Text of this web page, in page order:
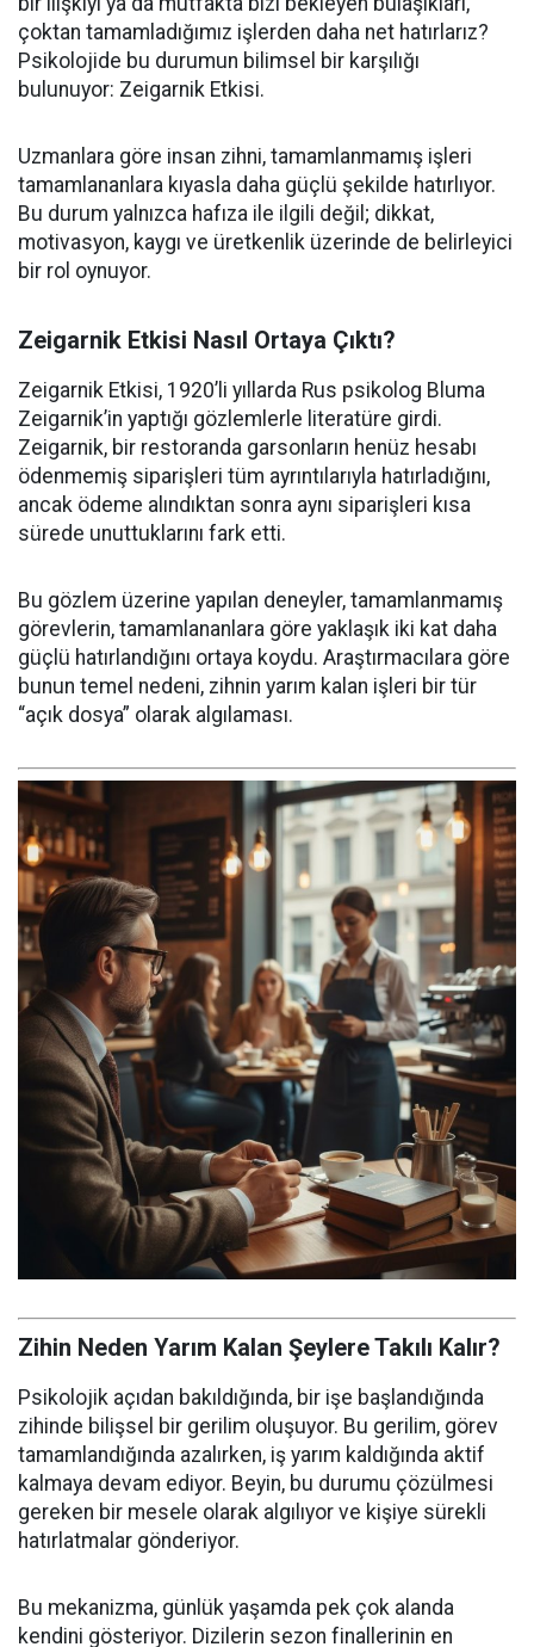
çoktan tamamladığımız işlerden daha net hatırlarız?
Psikolojide bu durumun bilimsel bir karşılığı
bulunuyor: Zeigarnik Etkisi.
Uzmanlara göre insan zihni, tamamlanmamış işleri
tamamlananlara kıyasla daha güçlü şekilde hatırlıyor.
Bu durum yalnızca hafıza ile ilgili değil; dikkat,
motivasyon, kaygı ve üretkenlik üzerinde de belirleyici
bir rol oynuyor.
Zeigarnik Etkisi Nasıl Ortaya Çıktı?
Zeigarnik Etkisi, 1920’li yıllarda Rus psikolog Bluma
Zeigarnik’in yaptığı gözlemlerle literatüre girdi.
Zeigarnik, bir restoranda garsonların henüz hesabı
ödenmemiş siparişleri tüm ayrıntılarıyla hatırladığını,
ancak ödeme alındıktan sonra aynı siparişleri kısa
sürede unuttuklarını fark etti.
Bu gözlem üzerine yapılan deneyler, tamamlanmamış
görevlerin, tamamlananlara göre yaklaşık iki kat daha
güçlü hatırlandığını ortaya koydu. Araştırmacılara göre
bunun temel nedeni, zihnin yarım kalan işleri bir tür
“açık dosya” olarak algılaması.
Zihin Neden Yarım Kalan Şeylere Takılı Kalır?
Psikolojik açıdan bakıldığında, bir işe başlandığında
zihinde bilişsel bir gerilim oluşuyor. Bu gerilim, görev
tamamlandığında azalırken, iş yarım kaldığında aktif
kalmaya devam ediyor. Beyin, bu durumu çözülmesi
gereken bir mesele olarak algılıyor ve kişiye sürekli
hatırlatmalar gönderiyor.
Bu mekanizma, günlük yaşamda pek çok alanda
kendini gösteriyor. Dizilerin sezon finallerinin en